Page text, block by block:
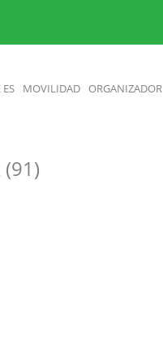
MOVILIDAD ORGANIZADOR